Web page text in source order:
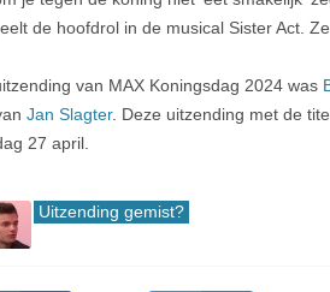
de hoofdrol in de musical Sister Act.
van MAX Koningsdag 2024 was
Jan Slagter. Deze uitzending met de
27 april.
Uitzending gemist?